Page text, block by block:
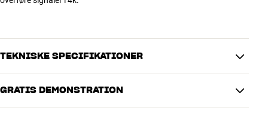
TEKNISKE SPECIFIKATIONER
PRODUKTDATA
GRATIS DEMONSTRATION